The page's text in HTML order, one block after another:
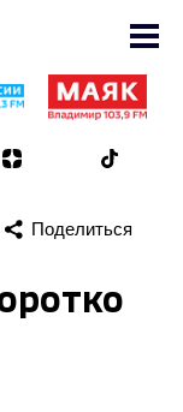
Поделиться